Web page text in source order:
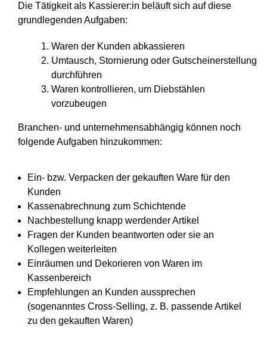
Die Tätigkeit als Kassierer:in beläuft sich auf diese
grundlegenden Aufgaben:
Waren der Kunden abkassieren
Umtausch, Stornierung oder Gutscheinerstellung
durchführen
Waren kontrollieren, um Diebstählen
vorzubeugen
Branchen- und unternehmensabhängig können noch
folgende Aufgaben hinzukommen:
Ein- bzw. Verpacken der gekauften Ware für den
Kunden
Kassenabrechnung zum Schichtende
Nachbestellung knapp werdender Artikel
Fragen der Kunden beantworten oder sie an
Kollegen weiterleiten
Einräumen und Dekorieren von Waren im
Kassenbereich
Empfehlungen an Kunden aussprechen
(sogenanntes Cross-Selling, z. B. passende Artikel
zu den gekauften Waren)